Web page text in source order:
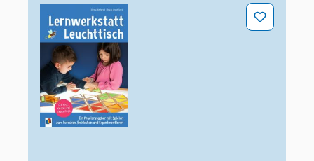
Lernwerkstatt Leuchttisch – Ein Praxisratgeber mit